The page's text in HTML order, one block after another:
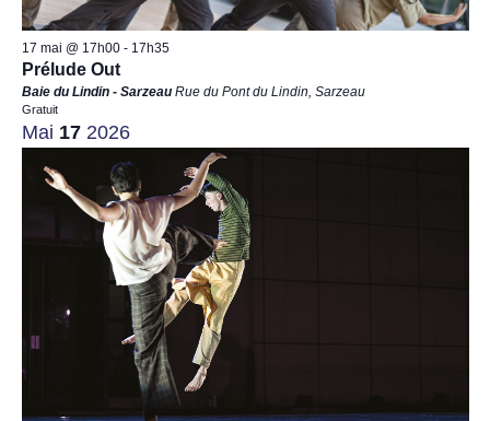
17 mai @ 17h00- 17h35
Prélude Out
Baie du Lindin - Sarzeau Rue du Pont du Lindin, Sarzeau
Gratuit
Mai 17 2026